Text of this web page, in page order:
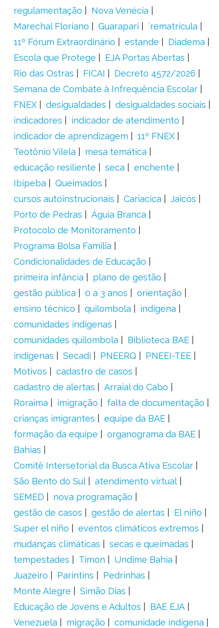
regulamentação
Nova Venécia
Marechal Floriano
Guarapari
´rematrícula
11º Fórum Extraordinário
estande
Diadema
Escola que Protege
EJA Portas Abertas
Rio das Ostras
FICAI
Decreto 4572/2026
Semana de Combate à Infrequência Escolar
FNEX
desigualdades
desigualdades sociais
indicadores
indicador de atendimento
indicador de aprendizagem
11º FNEX
Teotônio Vilela
mesa temática
educação resiliente
seca
enchente
Ibipeba
Queimados
cursos autoinstrucionais
Cariacica
Jaicós
Porto de Pedras
Águia Branca
Protocolo de Monitoramento
Programa Bolsa Família
Condicionalidades de Educação
primeira infância
plano de gestão
gestão pública
0 a 3 anos
orientação
ensino técnico
quilombola
indígena
comunidades indígenas
comunidades quilombola
Biblioteca BAE
indígenas
Secadi PNEERQ
PNEEI-TEE
Motivos
cadastro de casos
cadastro de alertas
Arraial do Cabo
Roraima
imigração
falta de documentação
crianças imigrantes
equipe da BAE
formação da equipe
organograma da BAE
Bahias
Comitê Intersetorial da Busca Ativa Escolar
São Bento do Sul
atendimento virtual
SEMED
nova programação
gestão de casos
gestão de alertas
El niño
Super el niño
eventos climáticos extremos
mudanças climáticas
secas e queimadas
tempestades
Timon
Undime Bahia
Juazeiro
Parintins
Pedrinhas
Monte Alegre
Simão Dias
Educação de Jovens e Adultos
BAE EJA
Venezuela
migração
comunidade indígena